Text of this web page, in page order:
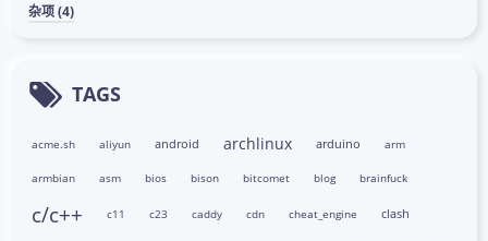
杂项 (4)
TAGS
acme.sh aliyun android archlinux arduino arm
armbian asm bios bison bitcomet blog brainfuck
c/c++ c11 c23 caddy cdn cheat_engine clash